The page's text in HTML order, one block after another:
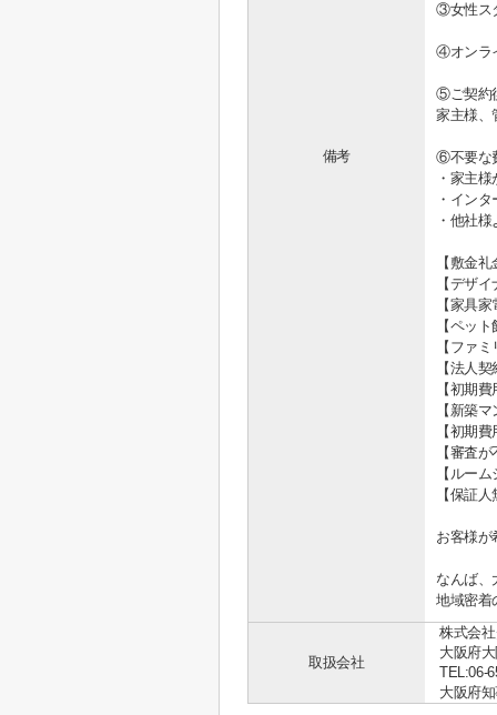
備考
③女性ス
④オンラ
⑤ご契約
家主様、
⑥不要な
・家主
・イン
・他社
【敷金礼
【デザ
【家具
【ペット
【ファミ
【法人契
【初期
【新築マ
【初期
【審査が
【ルー
【保証人
お客様が
なんば、
地域密着
取扱会社
株式会
大阪府
TEL:06-
大阪府